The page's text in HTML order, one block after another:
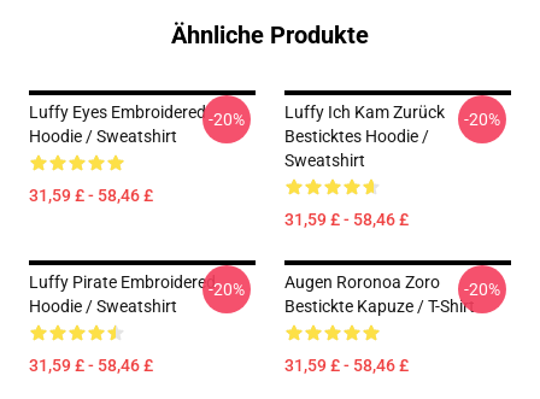
Ähnliche Produkte
Luffy Eyes Embroidered
Hoodie / Sweatshirt
31,59 £ - 58,46 £
-20%
Luffy Ich Kam Zurück
Besticktes Hoodie /
Sweatshirt
31,59 £ - 58,46 £
-20%
Luffy Pirate Embroidered
Hoodie / Sweatshirt
31,59 £ - 58,46 £
-20%
Augen Roronoa Zoro
Bestickte Kapuze / T-Shirt
31,59 £ - 58,46 £
-20%